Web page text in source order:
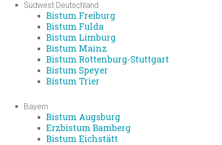
Südwest Deutschland
Bistum Freiburg
Bistum Fulda
Bistum Limburg
Bistum Mainz
Bistum Rottenburg-Stuttgart
Bistum Speyer
Bistum Trier
Bayern
Bistum Augsburg
Erzbistum Bamberg
Bistum Eichstätt